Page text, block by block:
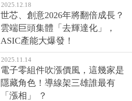
2025.12.18
世芯、創意2026年將翻倍成長？
雲端巨頭集體「去輝達化」，
ASIC產能大爆發！
2025.11.14
電子零組件吹漲價風，這幾家是
隱藏角色！導線架三雄誰最有
「漲相」 ？